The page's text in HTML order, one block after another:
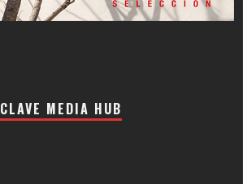
CLAVE MEDIA HUB